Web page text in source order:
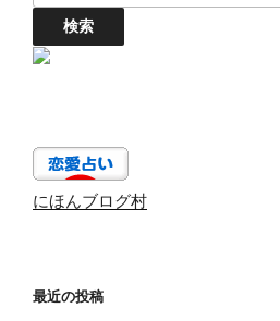
にほんブログ村
最近の投稿